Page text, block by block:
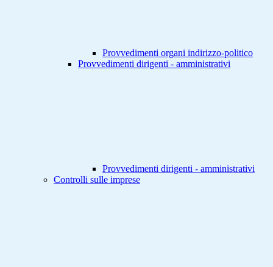
Provvedimenti organi indirizzo-politico
Provvedimenti dirigenti - amministrativi
Provvedimenti dirigenti - amministrativi
Controlli sulle imprese